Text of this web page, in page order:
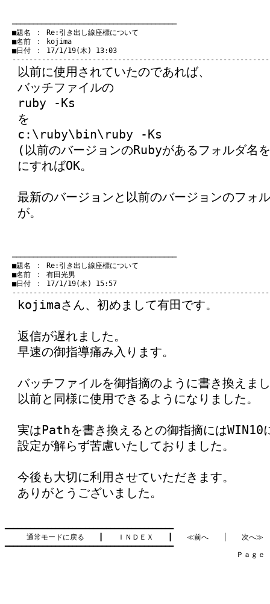
───────────────────────────────────────
■題名 ： Re:引き出し線座標について
■名前 ： kojima
■日付 ： 17/1/19(木) 13:03
以前に使用されていたのであれば、
バッチファイルの
ruby -Ks
を
c:\ruby\bin\ruby -Ks
(以前のバージョンのRubyがあるフォルダ名
にすればOK。
最新のバージョンと以前のバージョンのフォ
が。
───────────────────────────────────────
■題名 ： Re:引き出し線座標について
■名前 ： 有田光男
■日付 ： 17/1/19(木) 15:57
kojimaさん、初めまして有田です。
返信が遅れました。
早速の御指導痛み入ります。
バッチファイルを御指摘のように書き換えま
以前と同様に使用できるようになりました。
実はPathを書き換えるとの御指摘にはWIN10
設定が解らず苦慮いたしておりました。
今後も大切に利用させていただきます。
ありがとうございました。
━━━━━━━━━━━━━━━━━━━━━━━━━━━━━━━━━━━━━━━━
通常モードに戻る
ＩＮＤＥＸ ≪前へ
次へ≫
━━━━━━━━━━━━━━━━━━━━━━━━━━━━━━━━━━━━━━━━
Ｐａｇｅ